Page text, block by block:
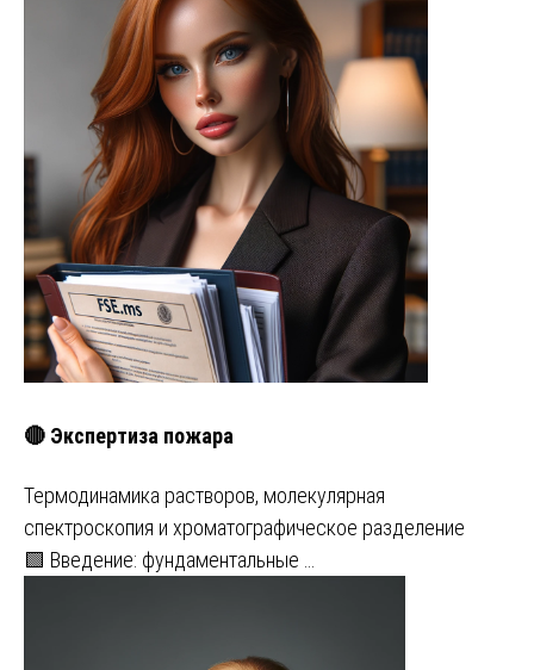
🔴 Экспертиза пожара
Термодинамика растворов, молекулярная
спектроскопия и хроматографическое разделение
🟩 Введение: фундаментальные …